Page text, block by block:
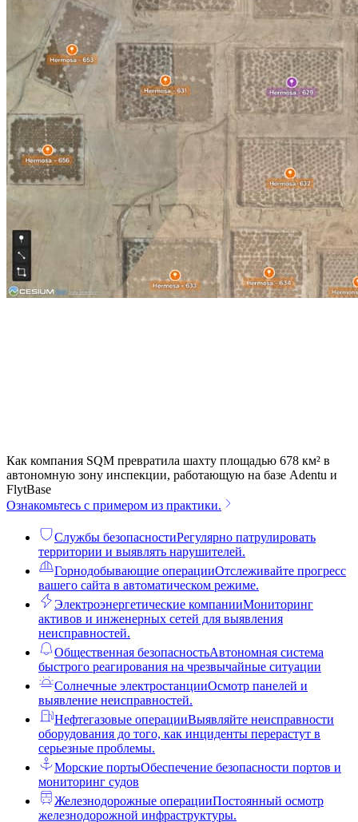
Как компания SQM превратила шахту площадью 678 км² в
автономную зону инспекции, работающую на базе Adentu и
FlytBase
Ознакомьтесь с примером из практики.
Службы безопасностиРегулярно патрулировать
территории и выявлять нарушителей.
Горнодобывающие операцииОтслеживайте прогресс
вашего сайта в автоматическом режиме.
Электроэнергетические компанииМониторинг
активов и инженерных сетей для выявления
неисправностей.
Общественная безопасностьАвтономная система
быстрого реагирования на чрезвычайные ситуации
Солнечные электростанцииОсмотр панелей и
выявление неисправностей.
Нефтегазовые операцииВыявляйте неисправности
оборудования до того, как инциденты перерастут в
серьезные проблемы.
Морские портыОбеспечение безопасности портов и
мониторинг судов
Железнодорожные операцииПостоянный осмотр
железнодорожной инфраструктуры.